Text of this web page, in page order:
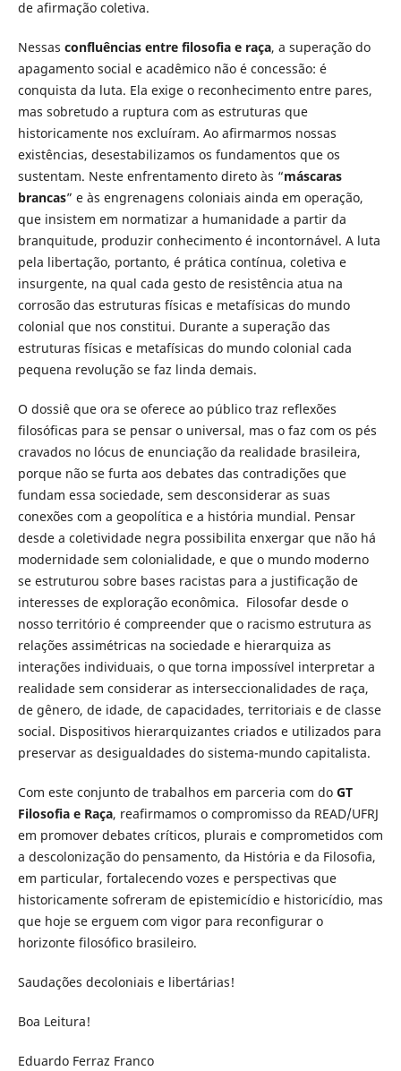
de afirmação coletiva.
Nessas confluências entre filosofia e raça, a superação do
apagamento social e acadêmico não é concessão: é
conquista da luta. Ela exige o reconhecimento entre pares,
mas sobretudo a ruptura com as estruturas que
historicamente nos excluíram. Ao afirmarmos nossas
existências, desestabilizamos os fundamentos que os
sustentam. Neste enfrentamento direto às “máscaras
brancas” e às engrenagens coloniais ainda em operação,
que insistem em normatizar a humanidade a partir da
branquitude, produzir conhecimento é incontornável. A luta
pela libertação, portanto, é prática contínua, coletiva e
insurgente, na qual cada gesto de resistência atua na
corrosão das estruturas físicas e metafísicas do mundo
colonial que nos constitui. Durante a superação das
estruturas físicas e metafísicas do mundo colonial cada
pequena revolução se faz linda demais.
O dossiê que ora se oferece ao público traz reflexões
filosóficas para se pensar o universal, mas o faz com os pés
cravados no lócus de enunciação da realidade brasileira,
porque não se furta aos debates das contradições que
fundam essa sociedade, sem desconsiderar as suas
conexões com a geopolítica e a história mundial. Pensar
desde a coletividade negra possibilita enxergar que não há
modernidade sem colonialidade, e que o mundo moderno
se estruturou sobre bases racistas para a justificação de
interesses de exploração econômica. Filosofar desde o
nosso território é compreender que o racismo estrutura as
relações assimétricas na sociedade e hierarquiza as
interações individuais, o que torna impossível interpretar a
realidade sem considerar as interseccionalidades de raça,
de gênero, de idade, de capacidades, territoriais e de classe
social. Dispositivos hierarquizantes criados e utilizados para
preservar as desigualdades do sistema-mundo capitalista.
Com este conjunto de trabalhos em parceria com do GT
Filosofia e Raça, reafirmamos o compromisso da READ/UFRJ
em promover debates críticos, plurais e comprometidos com
a descolonização do pensamento, da História e da Filosofia,
em particular, fortalecendo vozes e perspectivas que
historicamente sofreram de epistemicídio e historicídio, mas
que hoje se erguem com vigor para reconfigurar o
horizonte filosófico brasileiro.
Saudações decoloniais e libertárias!
Boa Leitura!
Eduardo Ferraz Franco